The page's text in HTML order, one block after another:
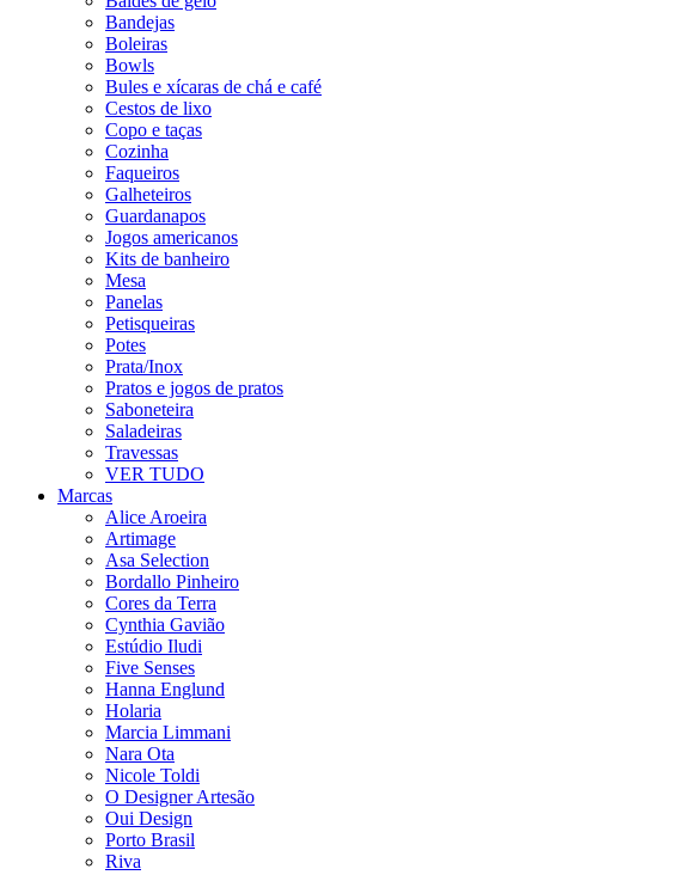
Bandejas
Boleiras
Bowls
Bules e xícaras de chá e café
Cestos de lixo
Copo e taças
Cozinha
Faqueiros
Galheteiros
Guardanapos
Jogos americanos
Kits de banheiro
Mesa
Panelas
Petisqueiras
Potes
Prata/Inox
Pratos e jogos de pratos
Saboneteira
Saladeiras
Travessas
VER TUDO
Marcas
Alice Aroeira
Artimage
Asa Selection
Bordallo Pinheiro
Cores da Terra
Cynthia Gavião
Estúdio Iludi
Five Senses
Hanna Englund
Holaria
Marcia Limmani
Nara Ota
Nicole Toldi
O Designer Artesão
Oui Design
Porto Brasil
Riva